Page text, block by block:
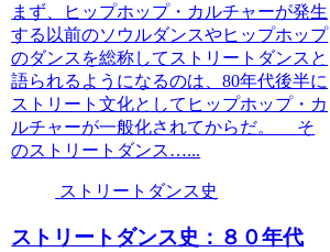
まず、ヒップホップ・カルチャーが発生
する以前のソウルダンスやヒップホップ
のダンスを総称してストリートダンスと
語られるようになるのは、80年代後半に
ストリート文化としてヒップホップ・カ
ルチャーが一般化されてからだ。 そ
のストリートダンス…...
ストリートダンス史
ストリートダンス史：８０年代